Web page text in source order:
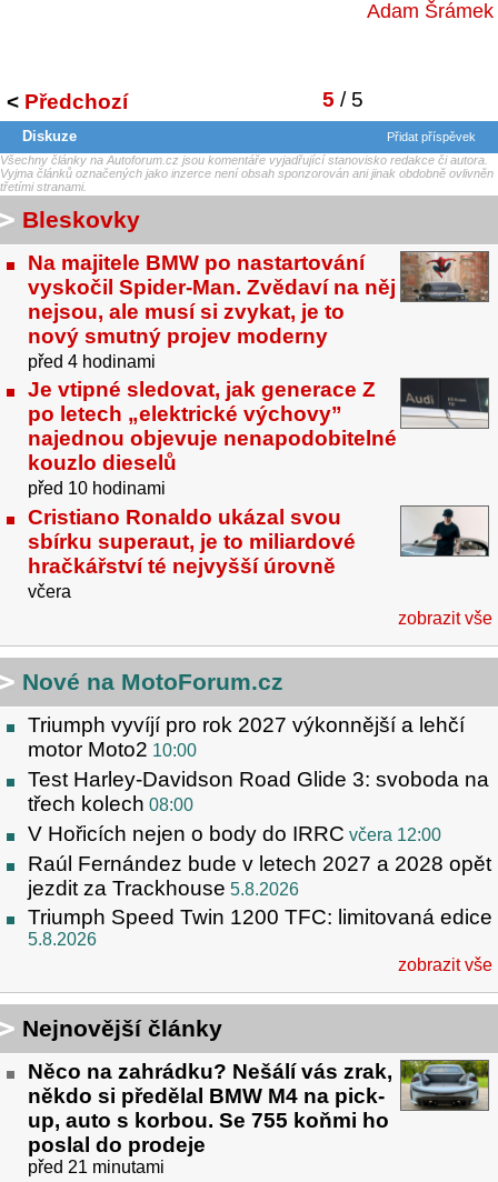
Adam Šrámek
< Předchozí 5 / 5
Diskuze
Přidat příspěvek
Všechny články na Autoforum.cz jsou komentáře vyjadřující stanovisko redakce či autora.
Vyjma článků označených jako inzerce není obsah sponzorován ani jinak obdobně ovlivněn
třetími stranami.
Bleskovky
Na majitele BMW po nastartování
vyskočil Spider-Man. Zvědaví na něj
nejsou, ale musí si zvykat, je to
nový smutný projev moderny
před 4 hodinami
Je vtipné sledovat, jak generace Z
po letech „elektrické výchovy”
najednou objevuje nenapodobitelné
kouzlo dieselů
před 10 hodinami
Cristiano Ronaldo ukázal svou
sbírku superaut, je to miliardové
hračkářství té nejvyšší úrovně
včera
zobrazit vše
Nové na MotoForum.cz
Triumph vyvíjí pro rok 2027 výkonnější a lehčí
motor Moto2 10:00
Test Harley-Davidson Road Glide 3: svoboda na
třech kolech 08:00
V Hořicích nejen o body do IRRC včera 12:00
Raúl Fernández bude v letech 2027 a 2028 opět
jezdit za Trackhouse 5.8.2026
Triumph Speed Twin 1200 TFC: limitovaná edice
5.8.2026
zobrazit vše
Nejnovější články
Něco na zahrádku? Nešálí vás zrak,
někdo si předělal BMW M4 na pick-
up, auto s korbou. Se 755 koňmi ho
poslal do prodeje
před 21 minutami